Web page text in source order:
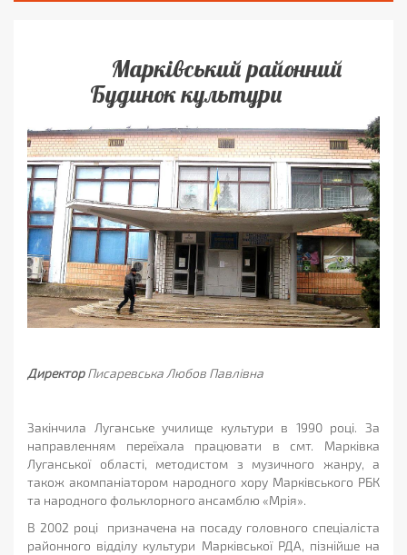
Марківський районний
Будинок культури
Директор Писаревська Любов Павлівна
Закінчила Луганське училище культури в 1990 році. За
направленням переїхала працювати в смт. Марківка
Луганської області, методистом з музичного жанру, а
також акомпаніатором народного хору Марківського РБК
та народного фольклорного ансамблю «Мрія».
В 2002 році призначена на посаду головного спеціаліста
районного відділу культури Марківської РДА, пізнійше на